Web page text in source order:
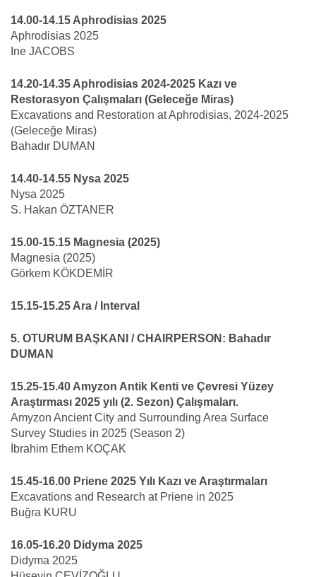
14.00-14.15 Aphrodisias 2025
Aphrodisias 2025
Ine JACOBS
14.20-14.35 Aphrodisias 2024-2025 Kazı ve
Restorasyon Çalışmaları (Geleceğe Miras)
Excavations and Restoration at Aphrodisias, 2024-2025
(Geleceğe Miras)
Bahadır DUMAN
14.40-14.55 Nysa 2025
Nysa 2025
S. Hakan ÖZTANER
15.00-15.15 Magnesia (2025)
Magnesia (2025)
Görkem KÖKDEMİR
15.15-15.25 Ara / Interval
5. OTURUM BAŞKANI / CHAIRPERSON: Bahadır
DUMAN
15.25-15.40 Amyzon Antik Kenti ve Çevresi Yüzey
Araştırması 2025 yılı (2. Sezon) Çalışmaları.
Amyzon Ancient City and Surrounding Area Surface
Survey Studies in 2025 (Season 2)
İbrahim Ethem KOÇAK
15.45-16.00 Priene 2025 Yılı Kazı ve Araştırmaları
Excavations and Research at Priene in 2025
Buğra KURU
16.05-16.20 Didyma 2025
Didyma 2025